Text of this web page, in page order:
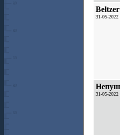
Beltzer
31-05-2022
31-05-2022